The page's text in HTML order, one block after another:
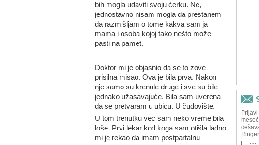
bih mogla udaviti svoju ćerku. Ne,
jednostavno nisam mogla da prestanem
da razmišljam o tome kakva sam ja
mama i osoba kojoj tako nešto može
pasti na pamet.
Doktor mi je objasnio da se to zove
prisilna misao. Ova je bila prva. Nakon
nje samo su krenule druge i sve su bile
jednako užasavajuće. Bila sam uverena
da se pretvaram u ubicu. U čudovište.
U tom trenutku već sam neko vreme bila
loše. Prvi lekar kod koga sam otišla ladno
mi je rekao da imam postpartalnu